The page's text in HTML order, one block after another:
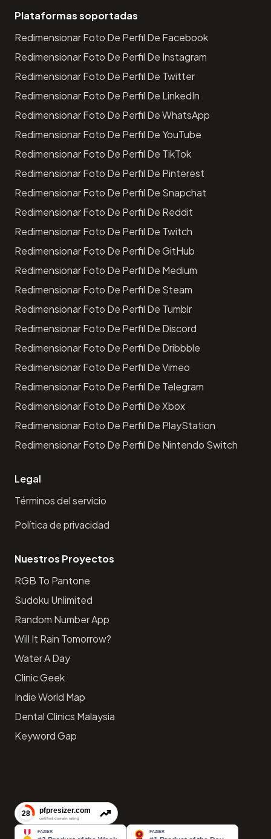
Plataformas soportadas
Redimensionar Foto De Perfil De Facebook
Redimensionar Foto De Perfil De Instagram
Redimensionar Foto De Perfil De Twitter
Redimensionar Foto De Perfil De LinkedIn
Redimensionar Foto De Perfil De WhatsApp
Redimensionar Foto De Perfil De YouTube
Redimensionar Foto De Perfil De TikTok
Redimensionar Foto De Perfil De Pinterest
Redimensionar Foto De Perfil De Snapchat
Redimensionar Foto De Perfil De Reddit
Redimensionar Foto De Perfil De Twitch
Redimensionar Foto De Perfil De GitHub
Redimensionar Foto De Perfil De Medium
Redimensionar Foto De Perfil De Steam
Redimensionar Foto De Perfil De Tumblr
Redimensionar Foto De Perfil De Discord
Redimensionar Foto De Perfil De Dribbble
Redimensionar Foto De Perfil De Vimeo
Redimensionar Foto De Perfil De Telegram
Redimensionar Foto De Perfil De Xbox
Redimensionar Foto De Perfil De PlayStation
Redimensionar Foto De Perfil De Nintendo Switch
Legal
Términos del servicio
Política de privacidad
Nuestros Proyectos
RGB To Pantone
Sudoku Unlimited
Random Number App
Will It Rain Tomorrow?
Water A Day
Clinic Geek
Indie World Map
Dental Clinics Malaysia
Keyword Gap